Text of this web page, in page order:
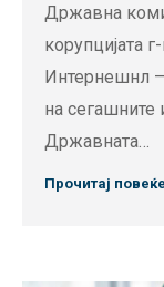
Државна
корупцијата
Интернешнл –
на сегашните
Државната…
Прочитај повеќе